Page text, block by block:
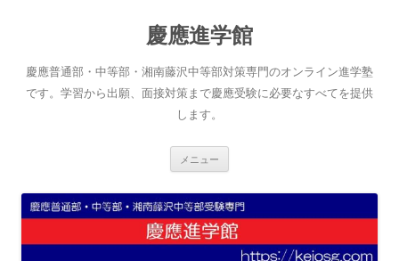
へ
ス
キ
慶應進学館
慶應普通部・中等部・湘南藤沢中等部対策専門のオンライン進学塾
です。学習から出願、面接対策まで慶應受験に必要なすべてを提供
します。
メニュー